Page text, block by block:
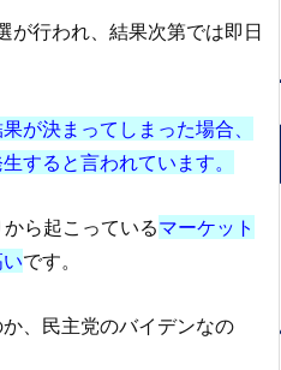
が行われ、結果次第では即日
が決まってしまった場合、
すると言われています。
ら起こっているマーケット
です。
、民主党のバイデンなの